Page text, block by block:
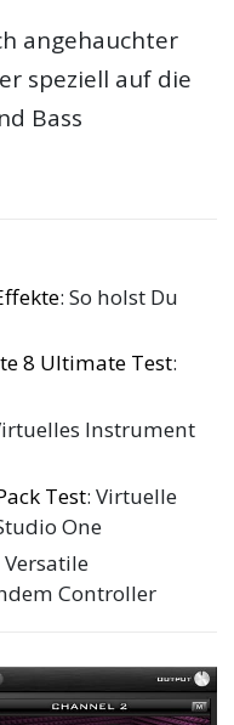
angehauchter
speziell auf die
Bass
: So holst Du
8 Ultimate Test:
Instrument
Test: Virtuelle
One
Versatile
Controller